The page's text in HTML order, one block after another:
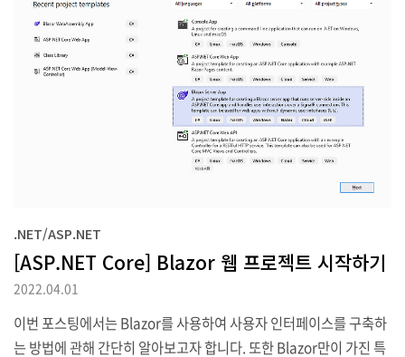
eb, desktop, mobile, and microservices with Docker. Learn
how to migrate existing .NET apps to the cloud. dot..
.NET/ASP.NET
[ASP.NET Core] Blazor 웹 프로젝트 시작하기
2022.04.01
이번 포스팅에서는 Blazor를 사용하여 사용자 인터페이스를 구축하
는 방법에 관해 간단히 알아보고자 합니다. 또한 Blazor만이 가진 특